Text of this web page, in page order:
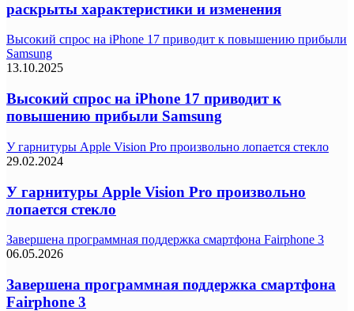
раскрыты характеристики и изменения
Высокий спрос на iPhone 17 приводит к повышению прибыли
Samsung
13.10.2025
Высокий спрос на iPhone 17 приводит к
повышению прибыли Samsung
У гарнитуры Apple Vision Pro произвольно лопается стекло
29.02.2024
У гарнитуры Apple Vision Pro произвольно
лопается стекло
Завершена программная поддержка смартфона Fairphone 3
06.05.2026
Завершена программная поддержка смартфона
Fairphone 3